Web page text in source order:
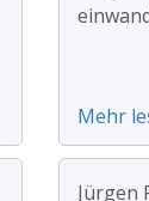
Mehr
Jürgen